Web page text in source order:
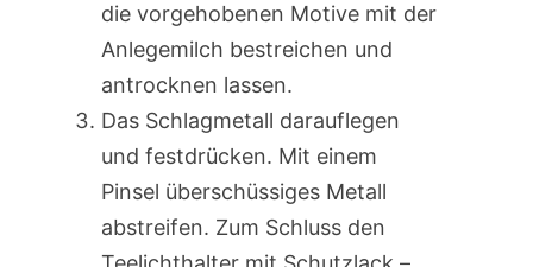
die vorgehobenen Motive mit der
Anlegemilch bestreichen und
antrocknen lassen.
Das Schlagmetall darauflegen
und festdrücken. Mit einem
Pinsel überschüssiges Metall
abstreifen. Zum Schluss den